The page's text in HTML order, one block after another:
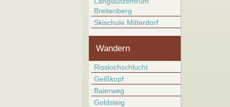
Breitenberg
Skischule Mitterdorf
Wandern
Risslochschlucht
Geißkopf
Baierweg
Goldsteig